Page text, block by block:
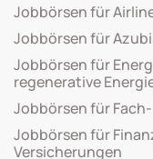
Jobbörsen für
Jobbörsen für
Jobbörsen für
regenerative
Jobbörsen für
Jobbörsen für
Versicherungen